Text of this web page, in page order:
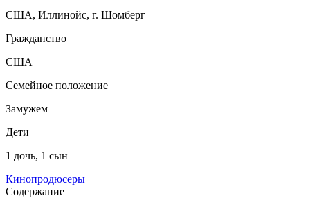
США, Иллинойс, г. Шомберг
Гражданство
США
Семейное положение
Замужем
Дети
1 дочь, 1 сын
Кинопродюсеры
Содержание